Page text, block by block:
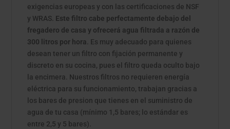
exigencias europeas y con las certificaciones de NSF
y WRAS. Este filtro cabe perfectamente debajo del
fregadero de casa y ofrecerá agua filtrada a razón de
300 litros por hora. Es muy adecuado para quienes
desean tener un filtro con fijación permanente y
discreto en su cocina, pues el filtro queda oculto bajo
la encimera. Nuestros filtros no requieren energía
eléctrica para su funcionamiento, trabajan gracias a
los bares de presion que tienes en el suministro de
agua de tu casa (mínimo 1,5 bares; lo estándar es
entre 2,5 y 5 bares).